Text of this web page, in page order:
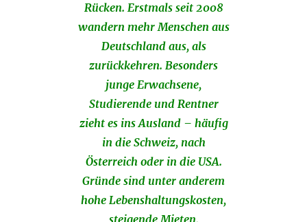
Rücken. Erstmals seit 2008
wandern mehr Menschen aus
Deutschland aus, als
zurückkehren. Besonders
junge Erwachsene,
Studierende und Rentner
zieht es ins Ausland – häufig
in die Schweiz, nach
Österreich oder in die USA.
Gründe sind unter anderem
hohe Lebenshaltungskosten,